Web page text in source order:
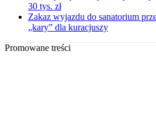
30 tys. zł
Zakaz wyjazdu do sanatorium
„kary” dla kuracjuszy
Promowane treści